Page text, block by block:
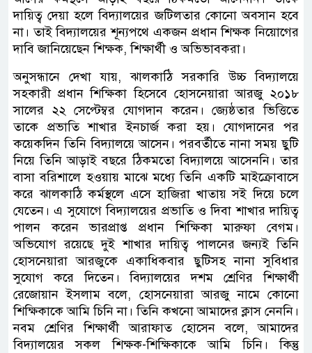
দায়িত্ব দেয়া হলে বিদ্যালয়ের জটিলতার কোনো অবসান হবে
না। তাই বিদ্যালয়ের শূন্যপথে একজন প্রধান শিক্ষক নিয়োগের
দাবি জানিয়েছেন শিক্ষক, শিক্ষার্থী ও অভিভাবকরা।
অনুসন্ধানে দেখা যায়, ঝালকাঠি সরকারি উচ্চ বিদ্যালয়ে
সহকারী প্রধান শিক্ষিকা হিসেবে হোসনেয়ারা আরজু ২০১৮
সালের ২২ সেপ্টেম্বর যোগদান করেন। জ্যেষ্ঠতার ভিত্তিতে
তাকে প্রভাতি শাখার ইনচার্জ করা হয়। যোগদানের পর
কয়েকদিন তিনি বিদ্যালয়ে আসেন। পরবর্তীতে নানা সময় ছুটি
নিয়ে তিনি আড়াই বছরে ঠিকমতো বিদ্যালয়ে আসেননি। তার
বাসা বরিশালে হওয়ায় মাঝে মধ্যে তিনি একটি মাইক্রোবাসে
করে ঝালকাঠি কর্মস্থলে এসে হাজিরা খাতায় সই দিয়ে চলে
যেতেন। এ সুযোগে বিদ্যালয়ের প্রভাতি ও দিবা শাখার দায়িত্ব
পালন করেন ভারপ্রাপ্ত প্রধান শিক্ষিকা মারুফা বেগম।
অভিযোগ রয়েছে দুই শাখার দায়িত্ব পালনের জন্যই তিনি
হোসনেয়ারা আরজুকে একাধিকবার ছুটিসহ নানা সুবিধার
সুযোগ করে দিতেন। বিদ্যালয়ের দশম শ্রেণির শিক্ষার্থী
রেজোয়ান ইসলাম বলে, হোসনেয়ারা আরজু নামে কোনো
শিক্ষিকাকে আমি চিনি না। তিনি কখনো আমাদের ক্লাস নেননি।
নবম শ্রেণির শিক্ষার্থী আরাফাত হোসেন বলে, আমাদের
বিদ্যালয়ের সকল শিক্ষক-শিক্ষিকাকে আমি চিনি। কিন্তু